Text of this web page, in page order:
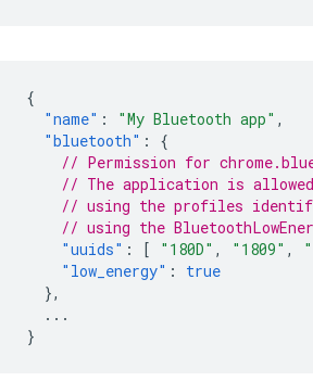
{
"name" : "My Bluetooth app" ,
"bluetooth" :
{
// Permission for
// The application is allowed
// using the profiles
// using the
"uuids" : [ "180D" , "1809" ,
"low_energy" :
true
},
...
}